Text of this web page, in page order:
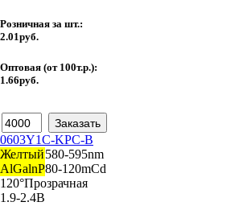
Розничная за шт.:
2.01руб.
Оптовая (от 100т.р.):
1.66руб.
0603Y1C-KPC-B
Желтый
AlGalnP
580-595nm
80-120mCd
120°Прозрачная
1.9-2.4В